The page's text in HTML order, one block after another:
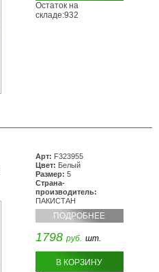
Остаток на
складе:932
Арт: F323955
Цвет: Белый
Размер: 5
Страна-
производитель:
ПАКИСТАН
ПОДРОБНЕЕ
1798 руб. шт.
В КОРЗИНУ